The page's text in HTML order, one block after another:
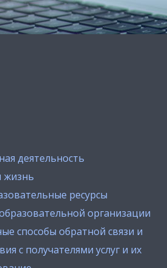
деятельность
жизнь
ресурсы
организации
способы обратной связи и
с получателями услуг и их